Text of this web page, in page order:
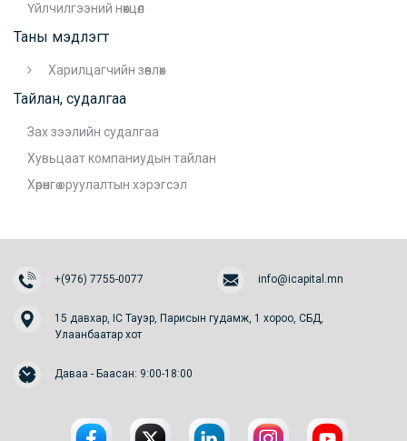
Үйлчилгээний нөхцөл
Таны мэдлэгт
Харилцагчийн зөвлөх
Тайлан, судалгаа
Зах зээлийн судалгаа
Хувьцаат компаниудын тайлан
Хөрөнгө оруулалтын хэрэгсэл
+(976) 7755-0077 info@icapital.mn
15 давхар, IC Тауэр, Парисын гудамж, 1 хороо, СБД,
Улаанбаатар хот
Даваа - Баасан: 9:00-18:00